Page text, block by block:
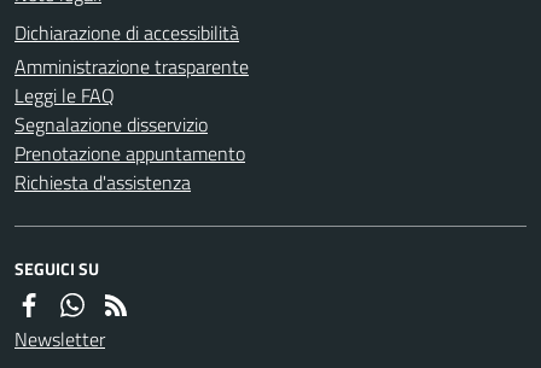
Dichiarazione di accessibilità
Amministrazione trasparente
Leggi le FAQ
Segnalazione disservizio
Prenotazione appuntamento
Richiesta d'assistenza
SEGUICI SU
Newsletter